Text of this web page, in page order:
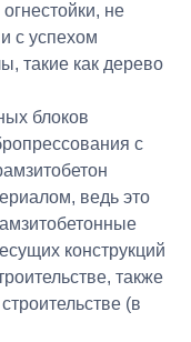
не
с успехом
такие как дерево
блоков
с
ведь это
конструкций
также
(в